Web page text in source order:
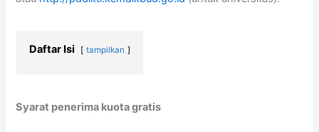
Daftar Isi tampilkan
Syarat penerima kuota gratis